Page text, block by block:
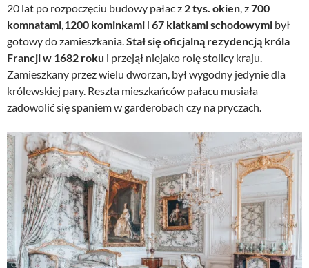
20 lat po rozpoczęciu budowy pałac z 2 tys. okien , z700
komnatami,1200 kominkami i 67 klatkami schodowymi był
gotowy do zamieszkania. Stał się oficjalną rezydencją króla
Francji w 1682 roku i przejął niejako rolę stolicy kraju.
Zamieszkany przez wielu dworzan, był wygodny jedynie dla
królewskiej pary. Reszta mieszkańców pałacu musiała
zadowolić się spaniem w garderobach czy na pryczach.